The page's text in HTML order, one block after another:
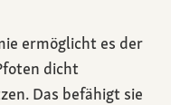
ermöglicht es der
dicht
Das befähigt sie